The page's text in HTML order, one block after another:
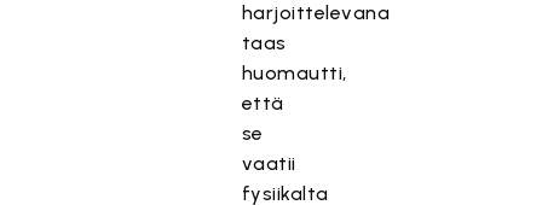
harjoittelevana
taas
huomautti,
että
se
vaatii
fysiikalta